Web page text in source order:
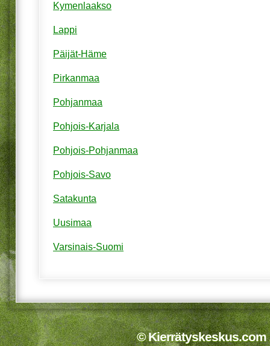
Kymenlaakso
Lappi
Päijät-Häme
Pirkanmaa
Pohjanmaa
Pohjois-Karjala
Pohjois-Pohjanmaa
Pohjois-Savo
Satakunta
Uusimaa
Varsinais-Suomi
© Kierrätyskeskus.com